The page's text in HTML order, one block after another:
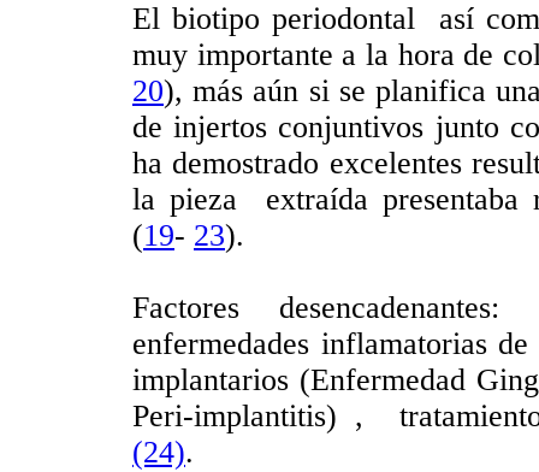
El biotipo periodontal así
muy importante a la hora de
20), más aún si se planifica
de injertos conjuntivos junto
ha demostrado excelentes
la pieza extraída presentaba
(19- 23).
Factores
enfermedades inflamatorias
implantarios (Enfermedad
Peri-implantitis) ,
(24).